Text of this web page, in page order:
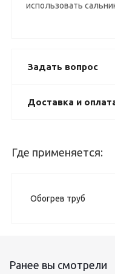
использовать
Задать вопрос
Доставка и
Где применяется:
Обогрев труб
Ранее вы смотрели